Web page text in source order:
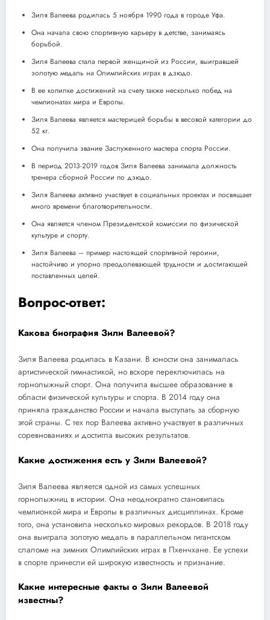
Зиля Валеева родилась 5 ноября 1990 года в городе Уфа.
Она начала свою спортивную карьеру в детстве, занимаясь
борьбой.
Зиля Валеева стала первой женщиной из России, выигравшей
золотую медаль на Олимпийских играх в дзюдо.
В ее копилке достижений на счету также несколько побед на
чемпионатах мира и Европы.
Зиля Валеева является мастерицей борьбы в весовой категории до
52 кг.
Она получила звание Заслуженного мастера спорта России.
В период 2013-2019 годов Зиля Валеева занимала должность
тренера сборной России по дзюдо.
Зиля Валеева активно участвует в социальных проектах и посвящает
много времени благотворительности.
Она является членом Президентской комиссии по физической
культуре и спорту.
Зиля Валеева – пример настоящей спортивной героини,
настойчиво и упорно преодолевающей трудности и достигающей
поставленных целей.
Вопрос-ответ:
Какова биография Зили Валеевой?
Зиля Валеева родилась в Казани. В юности она занималась
артистической гимнастикой, но вскоре переключилась на
горнолыжный спорт. Она получила высшее образование в
области физической культуры и спорта. В 2014 году она
приняла гражданство России и начала выступать за сборную
этой страны. С тех пор Валеева активно участвует в различных
соревнованиях и достигла высоких результатов.
Какие достижения есть у Зили Валеевой?
Зиля Валеева является одной из самых успешных
горнолыжниц в истории. Она неоднократно становилась
чемпионкой мира и Европы в различных дисциплинах. Кроме
того, она установила несколько мировых рекордов. В 2018 году
она выиграла золотую медаль в параллельном гигантском
слаломе на зимних Олимпийских играх в Пхенчхане. Ее успехи
в спорте принесли ей широкую известность и признание.
Какие интересные факты о Зили Валеевой
известны?